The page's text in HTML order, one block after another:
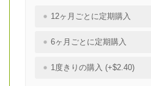
12ヶ月ごとに定期購入
6ヶ月ごとに定期購入
1度きりの購入 (+$2.40)